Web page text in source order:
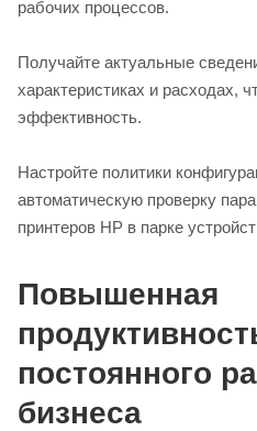
рабочих процессов.
Получайте актуальные
характеристиках и расходах,
эффективность.
Настройте политики
автоматическую проверку
принтеров HP в парке
Повышенная
постоянного
бизнеса